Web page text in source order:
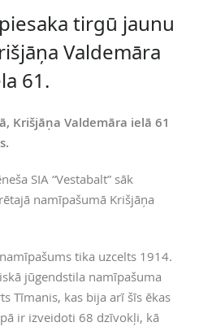
tirgū jaunu
Valdemāra
61.
Krišjāņa Valdemāra ielā 61
SIA “Vestabalt” sāk
namīpašumā Krišjāņa
tika uzcelts 1914.
jūgendstila namīpašuma
Tīmanis, kas bija arī šīs ēkas
ir izveidoti 68 dzīvokļi, kā